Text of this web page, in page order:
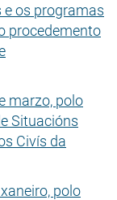
e os programas
procedemento
marzo, polo
Situacións
Civís da
polo